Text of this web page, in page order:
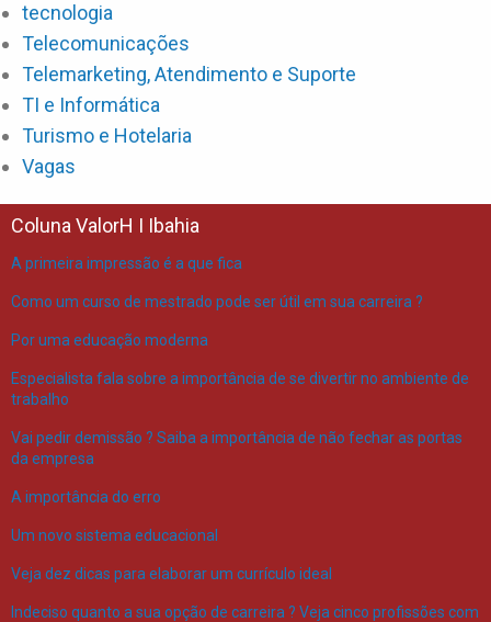
tecnologia
Telecomunicações
Telemarketing, Atendimento e Suporte
TI e Informática
Turismo e Hotelaria
Vagas
Coluna ValorH I Ibahia
A primeira impressão é a que fica
Como um curso de mestrado pode ser útil em sua carreira ?
Por uma educação moderna
Especialista fala sobre a importância de se divertir no ambiente de
trabalho
Vai pedir demissão ? Saiba a importância de não fechar as portas
da empresa
A importância do erro
Um novo sistema educacional
Veja dez dicas para elaborar um currículo ideal
Indeciso quanto a sua opção de carreira ? Veja cinco profissões com